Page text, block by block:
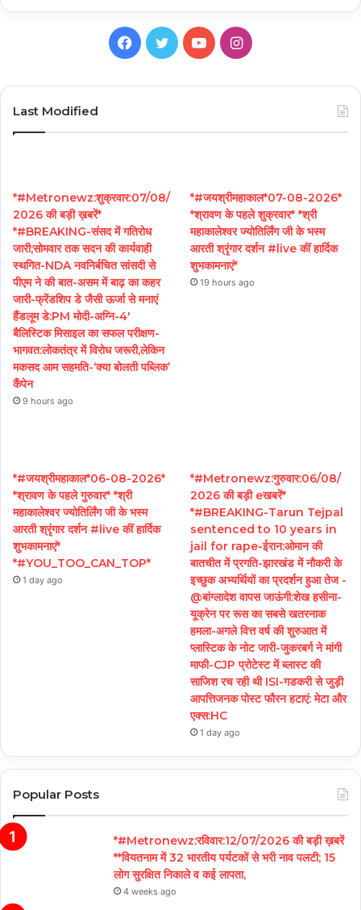
Facebook
TwitterYouTubeInstagram
Last Modified
*#Metronewz:शुक्रवार:07/08/
2026 की बड़ी ख़बरें*
*#BREAKING-संसद में गतिरोध
जारी;सोमवार तक सदन की कार्यवाही
स्थगित-NDA नवनिर्बचित सांसदी से
पीएम ने की बात-असम में बाढ़ का कहर
जारी-फ्रेंडशिप डे जैसी ऊर्जा से मनाएं
हैंडलूम डे:PM मोदी-अग्नि-4′
बैलिस्टिक मिसाइल का सफल परीक्षण-
भागवत:लोकतंत्र में विरोध जरूरी,लेकिन
मकसद आम सहमति-‘क्या बोलती पब्लिक’
कैंपेन
9 hours ago
*#जयश्रीमहाकाल*07-08-2026*
*श्रावण के पहले शुक्रवार* *श्री
महाकालेश्वर ज्योतिर्लिंग जी के भस्म
आरती श्रृंगार दर्शन #live कीं हार्दिक
शुभकामनाएं*
19 hours ago
*#जयश्रीमहाकाल*06-08-2026*
*श्रावण के पहले गुरुवार* *श्री
महाकालेश्वर ज्योतिर्लिंग जी के भस्म
आरती श्रृंगार दर्शन #live कीं हार्दिक
शुभकामनाएं*
*#YOU_TOO_CAN_TOP*
1 day ago
*#Metronewz:गुरुवार:06/08/
2026 की बड़ी eखबरें*
*#BREAKING-Tarun Tejpal
sentenced to 10 years in
jail for rape-ईरान:ओमान की
बातचीत में प्रगति-झारखंड में नौकरी के
इच्छुक अभ्यर्थियों का प्रदर्शन हुआ तेज -
@बांग्लादेश वापस जाऊंगी:शेख हसीना-
यूक्रेन पर रूस का सबसे खतरनाक
हमला-अगले वित्त वर्ष की शुरुआत में
प्लास्टिक के नोट जारी-जुकरबर्ग ने मांगी
माफी-CJP प्रोटेस्ट में ब्लास्ट की
साजिश रच रही थी ISI-गडकरी से जुड़ी
आपत्तिजनक पोस्ट फौरन हटाएं: मेटा और
एक्स:HC
1 day ago
Popular Posts
*#Metronewz:रविवार:12/07/2026 की बड़ी ख़बरें
**वियतनाम में 32 भारतीय पर्यटकों से भरी नाव पलटी; 15
लोग सुरक्षित निकाले व कई लापता,
4 weeks ago